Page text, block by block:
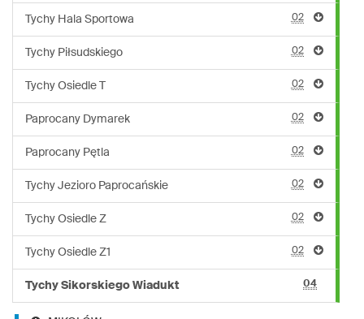
Tychy Hala Sportowa 02
Tychy Piłsudskiego 02
Tychy Osiedle T 02
Paprocany Dymarek 02
Paprocany Pętla 02
Tychy Jezioro Paprocańskie 02
Tychy Osiedle Z 02
Tychy Osiedle Z1 02
Tychy Sikorskiego Wiadukt 04